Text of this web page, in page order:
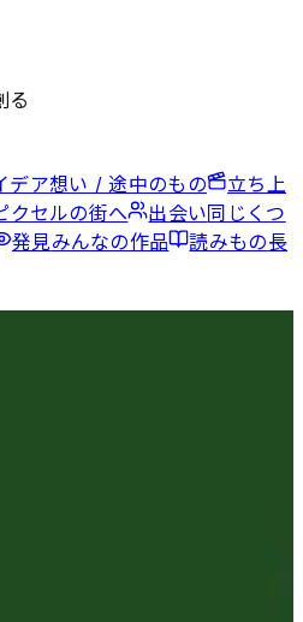
る
デア想い / 途中のもの
立ち上
クセルの街へ 出会い同じくつ
発見みんなの作品 読みもの長